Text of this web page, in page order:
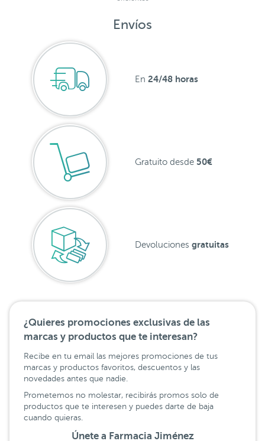
Envíos
En 24/48 horas
Gratuito desde 50€
Devoluciones gratuitas
¿Quieres promociones exclusivas de las
marcas y productos que te interesan?
Recibe en tu email las mejores promociones de tus
marcas y productos favoritos, descuentos y las
novedades antes que nadie.
Prometemos no molestar, recibirás promos solo de
productos que te interesen y puedes darte de baja
cuando quieras.
Únete a Farmacia Jiménez